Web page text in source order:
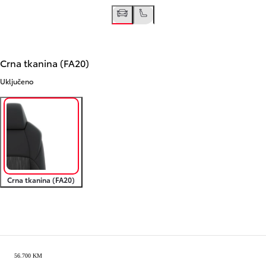
Crna tkanina (FA20)
Uključeno
Crna tkanina (FA20)
56.700 KM
Pregledajte i sačuvajte